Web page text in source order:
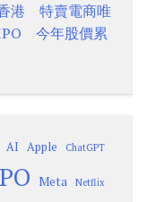
港 特賣電商唯
今年股價累
AI Apple ChatGPT
Meta Netflix